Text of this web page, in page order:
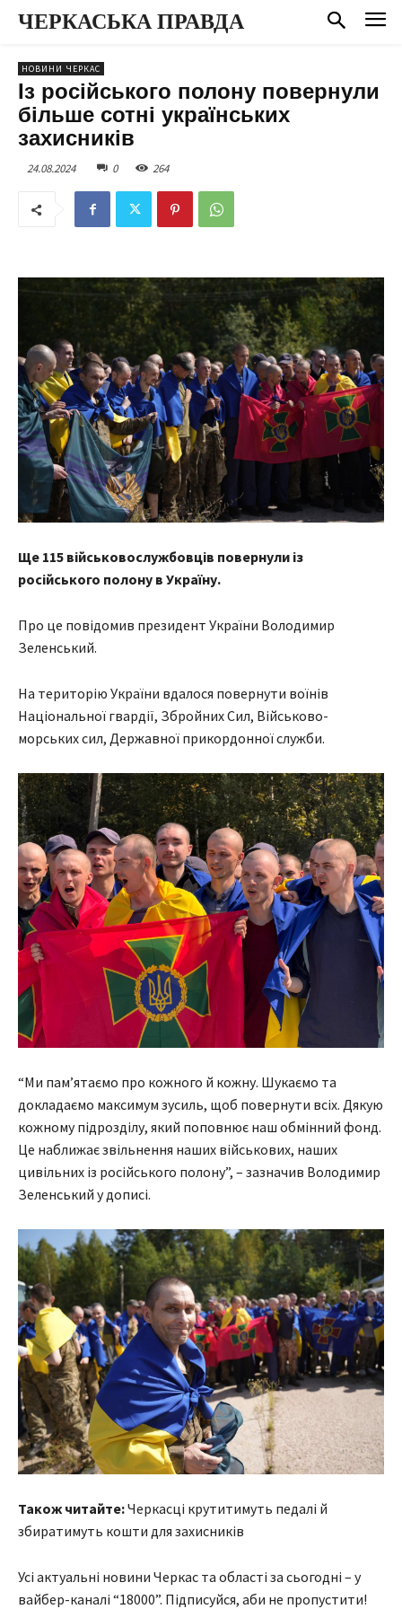
ЧЕРКАСЬКА ПРАВДА
НОВИНИ ЧЕРКАС
Із російського полону повернули
більше сотні українських
захисників
24.08.2024 0 264
Ще 115 військовослужбовців повернули із
російського полону в Україну.
Про це повідомив президент України Володимир
Зеленський.
На територію України вдалося повернути воїнів
Національної гвардії, Збройних Сил, Військово-
морських сил, Державної прикордонної служби.
“Ми пам’ятаємо про кожного й кожну. Шукаємо та
докладаємо максимум зусиль, щоб повернути всіх. Дякую
кожному підрозділу, який поповнює наш обмінний фонд.
Це наближає звільнення наших військових, наших
цивільних із російського полону”, – зазначив Володимир
Зеленський у дописі.
Також читайте:Черкасці крутитимуть педалі й
збиратимуть кошти для захисників
Усі актуальні новини Черкас та області за сьогодні – у
вайбер-каналі “18000”. Підписуйся, аби не пропустити!